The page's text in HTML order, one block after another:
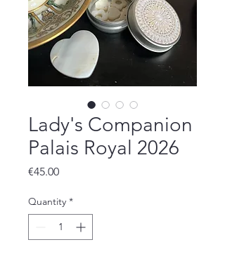
Lady's Companion
Palais Royal 2026
€45.00Price
Quantity *